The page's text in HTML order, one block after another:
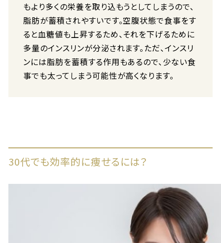
もより多くの栄養を取り込もうとしてしまうので、
脂肪が蓄積されやすいです。空腹状態で食事をす
ると血糖値も上昇するため、それを下げるために
多量のインスリンが分泌されます。ただ、インスリ
ンには脂肪を蓄積する作用もあるので、少ない食
事でも太ってしまう可能性が高くなります。
30代でも効率的に痩せるには？